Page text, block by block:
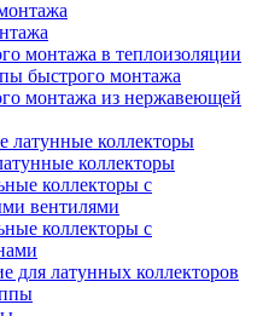
монтажа в теплоизоляции
быстрого монтажа
монтажа из нержавеющей
коллекторы
коллекторы с
вентилями
коллекторы с
для латунных коллекторов